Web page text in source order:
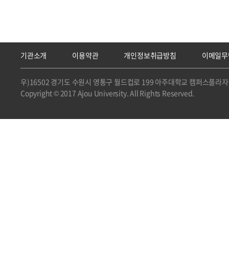
기관소개 이용약관 개인정보취급방침 이메일
우)16502 경기도 수원시 영통구 월드컵로 199 아주대학교 캠퍼스플라
Copyright © 2017 Ajou University. All Rights Reserved.